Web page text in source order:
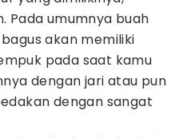
Pada umumnya buah
akan memiliki
pada saat kamu
dengan jari atau pun
dengan sangat